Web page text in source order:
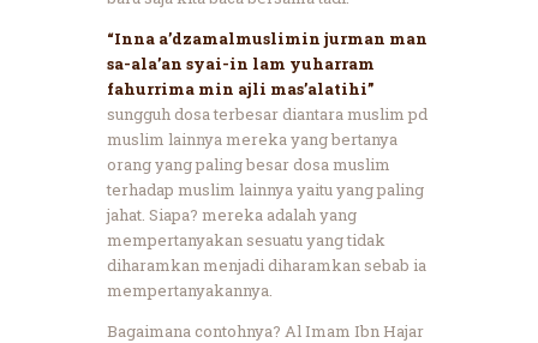
“Inna a’dzamalmuslimin jurman man
sa-ala’an syai-in lam yuharram
fahurrima min ajli mas’alatihi”
sungguh dosa terbesar diantara muslim pd
muslim lainnya mereka yang bertanya
orang yang paling besar dosa muslim
terhadap muslim lainnya yaitu yang paling
jahat. Siapa? mereka adalah yang
mempertanyakan sesuatu yang tidak
diharamkan menjadi diharamkan sebab ia
mempertanyakannya.
Bagaimana contohnya? Al Imam Ibn Hajar